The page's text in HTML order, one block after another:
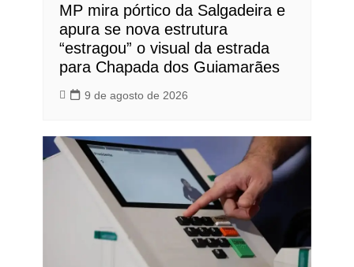
MP mira pórtico da Salgadeira e
apura se nova estrutura
“estragou” o visual da estrada
para Chapada dos Guiamarães
9 de agosto de 2026